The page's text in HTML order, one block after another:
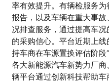
率有效提升。有辆检服务
报告，以及车辆在重大事
况排查服务，通过提高车
的采购信心。平台近期上线
持车商在车源置换评估阶段
各大新能源汽车新势力厂
辆平台通过创新科技帮助